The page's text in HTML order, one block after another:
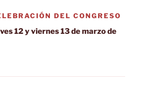
DEL CONGRESO
12 y viernes 13 de marzo de